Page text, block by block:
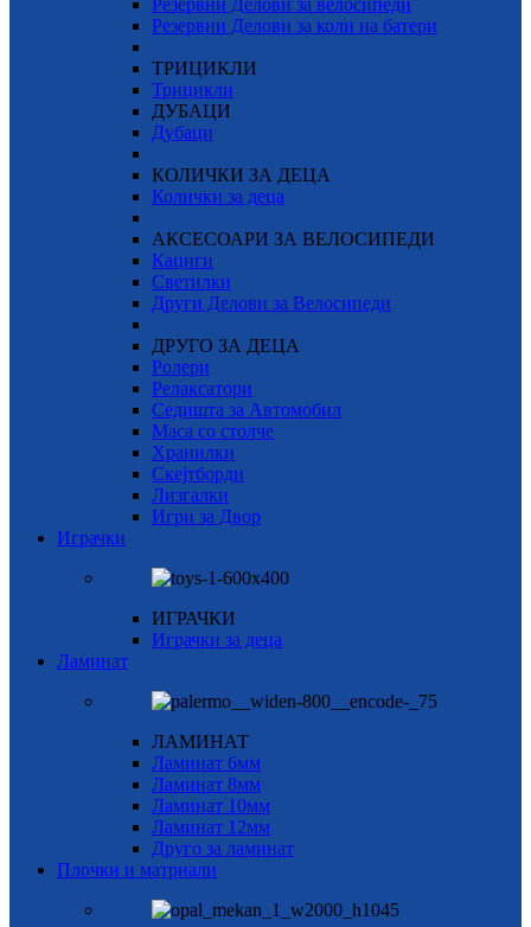
Резервни Делови за велосипеди
Резервни Делови за коли на батери
ТРИЦИКЛИ
Трицикли
ДУБАЦИ
Дубаци
КОЛИЧКИ ЗА ДЕЦА
Колички за деца
АКСЕСОАРИ ЗА ВЕЛОСИПЕДИ
Кациги
Светилки
Други Делови за Велосипеди
ДРУГО ЗА ДЕЦА
Ролери
Релаксатори
Седишта за Автомобил
Маса со столче
Хранилки
Скејтборди
Лизгалки
Игри за Двор
Играчки
ИГРАЧКИ
Играчки за деца
Ламинат
ЛАМИНАТ
Ламинат 6мм
Ламинат 8мм
Ламинат 10мм
Ламинат 12мм
Друго за ламинат
Плочки и матриали